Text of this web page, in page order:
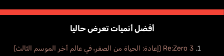
أفضل أنميات تعرض حاليا
Re:Zero 3 (إعادة: الحياة من الصفر، في عالم أخر الموسم الثالث)